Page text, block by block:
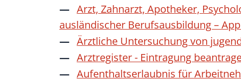
Arzt, Zahnarzt, Apotheker,
ausländischer Berufsausbildung –
Ärztliche Untersuchung von
Arztregister - Eintragung
Aufenthaltserlaubnis für